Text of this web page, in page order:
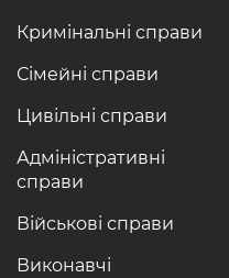
Кримінальні справи
Сімейні справи
Цивільні справи
Адміністративні
справи
Військові справи
Виконавчі